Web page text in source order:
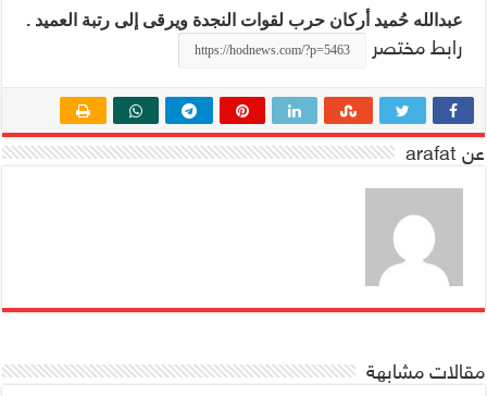
عبدالله حُميد أركان حرب لقوات النجدة ويرقى إلى رتبة العميد .
رابط مختصر
عن arafat
مقالات مشابهة